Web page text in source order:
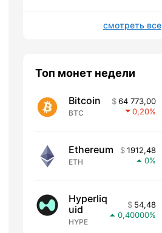
смотреть все
Топ монет недели
Bitcoin
BTC
64 773,00
0,20
Ethereum
ETH
1912,48
0
Hyperliq
uid
HYPE
54,48
0,40000